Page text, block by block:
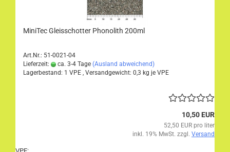
MiniTec Gleisschotter Phonolith 200ml
Art.Nr.: 51-0021-04
Lieferzeit:
ca. 3-4 Tage (Ausland abweichend)
Lagerbestand: 1 VPE , Versandgewicht: 0,3 kg je VPE
10,50 EUR
52,50 EUR pro liter
inkl. 19% MwSt. zzgl. Versand